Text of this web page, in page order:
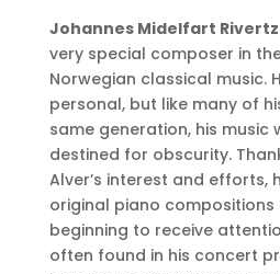
Johannes Midelfart Rivertz
very special composer in
Norwegian classical music.
personal, but like many of
same generation, his music
destined for obscurity.
Alver’s interest and efforts,
original piano compositions
beginning to receive
often found in his concert